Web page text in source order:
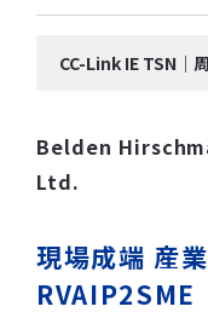
CC-Link IE TSN｜
Belden
Ltd.
現場成端 産
RVAIP2SME